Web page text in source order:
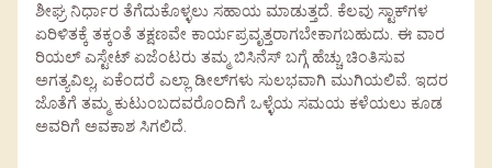
ಶೀಘ್ರ ನಿರ್ಧಾರ ತೆಗೆದುಕೊಳ್ಳಲು ಸಹಾಯ ಮಾಡುತ್ತದೆ. ಕೆಲವು ಸ್ಟಾಕ್‌ಗಳ
ಏರಿಳಿತಕ್ಕೆ ತಕ್ಕಂತೆ ತಕ್ಷಣವೇ ಕಾರ್ಯಪ್ರವೃತ್ತರಾಗಬೇಕಾಗಬಹುದು. ಈ ವಾರ
ರಿಯಲ್ ಎಸ್ಟೇಟ್ ಏಜೆಂಟರು ತಮ್ಮ ಬಿಸಿನೆಸ್ ಬಗ್ಗೆ ಹೆಚ್ಚು ಚಿಂತಿಸುವ
ಅಗತ್ಯವಿಲ್ಲ, ಏಕೆಂದರೆ ಎಲ್ಲಾ ಡೀಲ್‌ಗಳು ಸುಲಭವಾಗಿ ಮುಗಿಯಲಿವೆ. ಇದರ
ಜೊತೆಗೆ ತಮ್ಮ ಕುಟುಂಬದವರೊಂದಿಗೆ ಒಳ್ಳೆಯ ಸಮಯ ಕಳೆಯಲು ಕೂಡ
ಅವರಿಗೆ ಅವಕಾಶ ಸಿಗಲಿದೆ.